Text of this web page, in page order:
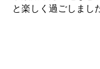
と楽しく過ごしまし